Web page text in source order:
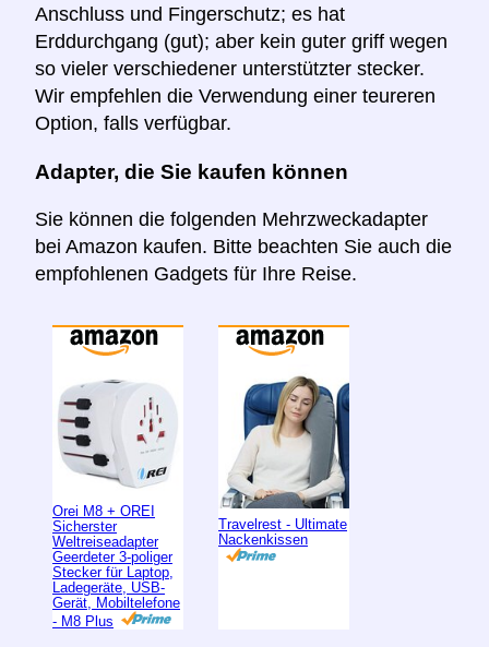
Anschluss und Fingerschutz; es hat
Erddurchgang (gut); aber kein guter griff wegen
so vieler verschiedener unterstützter stecker.
Wir empfehlen die Verwendung einer teureren
Option, falls verfügbar.
Adapter, die Sie kaufen können
Sie können die folgenden Mehrzweckadapter
bei Amazon kaufen. Bitte beachten Sie auch die
empfohlenen Gadgets für Ihre Reise.
Orei M8 + OREI
Sicherster
Weltreiseadapter
Geerdeter 3-poliger
Stecker für Laptop,
Ladegeräte, USB-
Gerät, Mobiltelefone
- M8 Plus
Travelrest - Ultimate
Nackenkissen